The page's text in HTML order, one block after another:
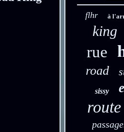
flhr à
king
rue
road
sissy
route